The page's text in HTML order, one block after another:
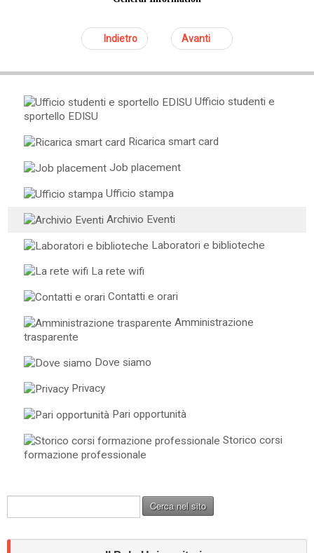
Indietro Avanti
Ufficio studenti e
sportello EDISU
Ricarica smart card
Job placement
Ufficio stampa
Archivio Eventi
Laboratori e biblioteche
La rete wifi
Contatti e orari
Amministrazione
trasparente
Dove siamo
Privacy
Pari opportunità
Storico corsi
formazione professionale
e
c
Cerca nel sito